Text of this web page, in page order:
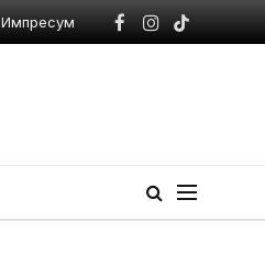
Импресум
Facebook
Instagram
TikTok